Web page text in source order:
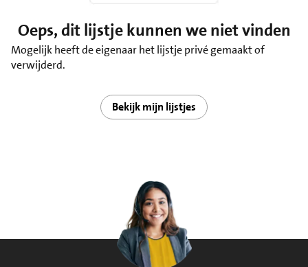
Oeps, dit lijstje kunnen we niet vinden
Mogelijk heeft de eigenaar het lijstje privé gemaakt of
verwijderd.
Bekijk mijn lijstjes